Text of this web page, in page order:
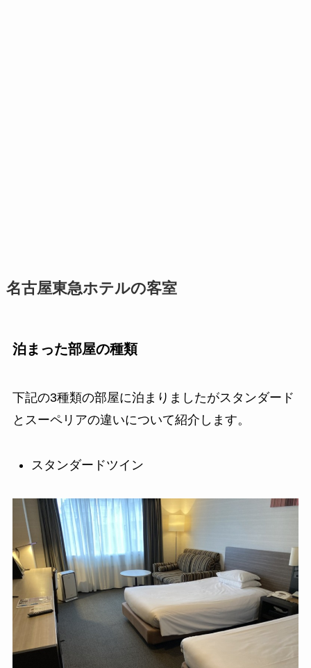
名古屋東急ホテルの客室
泊まった部屋の種類
下記の3種類の部屋に泊まりましたがスタンダード
とスーペリアの違いについて紹介します。
スタンダードツイン